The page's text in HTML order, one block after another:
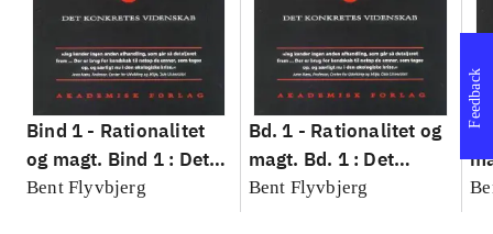
Bind 1 - Rationalitet
og magt. Bind 1 : Det
konkretes videnskab
Bent Flyvbjerg
Bd. 1 - Rationalitet og
magt. Bd. 1 : Det
konkretes videnskab
Bent Flyvbjerg
Feedback